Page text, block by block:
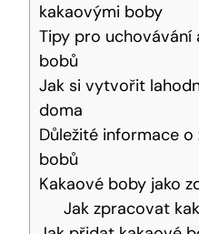
kakaovými boby
Tipy pro uchovávání
bobů
Jak si​ vytvořit
doma
Důležité informace
bobů
Kakaové boby jako
Jak zpracovat